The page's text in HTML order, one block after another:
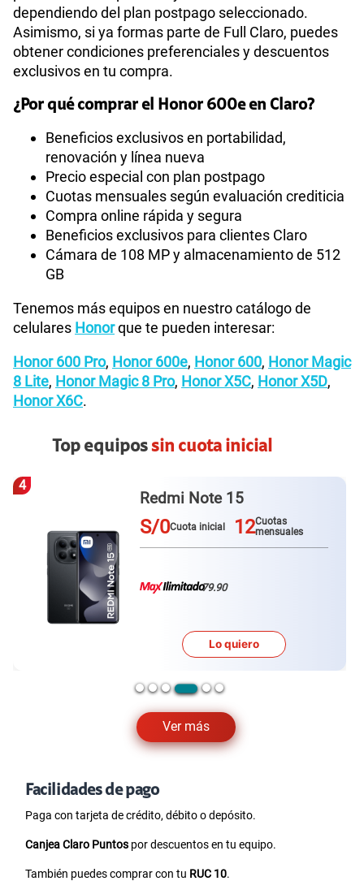
dependiendo del plan postpago seleccionado.
Asimismo, si ya formas parte de Full Claro, puedes
obtener condiciones preferenciales y descuentos
exclusivos en tu compra.
¿Por qué comprar el Honor 600e en Claro?
Beneficios exclusivos en portabilidad,
renovación y línea nueva
Precio especial con plan postpago
Cuotas mensuales según evaluación crediticia
Compra online rápida y segura
Beneficios exclusivos para clientes Claro
Cámara de 108 MP y almacenamiento de 512
GB
Tenemos más equipos en nuestro catálogo de
celulares Honorque te pueden interesar:
Honor 600 Pro, Honor 600e, Honor 600, Honor Magic
8 Lite, Honor Magic 8 Pro, Honor X5C, Honor X5D,
Honor X6C.
Top equipossin cuota inicial
Ver más
5
Redmi Note 15 pro
S/0Cuota inicial 12Cuotas
mensuales
79.90
Lo quiero
Facilidades de pago
Paga con tarjeta de crédito, débito o depósito.
Canjea Claro Puntos por descuentos en tu equipo.
También puedes comprar con tu RUC 10.